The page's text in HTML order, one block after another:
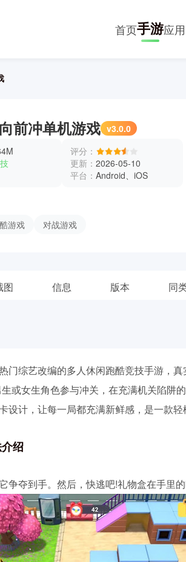
首页手游应用
前冲单机游戏 v3.0.0
评分：
更新： 2026-05-10
平台： Android、iOS
游戏 对战游戏
图 信息 版本 同
门综艺改编的多人休闲跑酷竞技手游，真
或女生角色参与冲关，在充满机关陷阱
设计，让每一局都充满新鲜感，是一款
绍
夺到手。然后，快逃吧!礼物盒在手里的